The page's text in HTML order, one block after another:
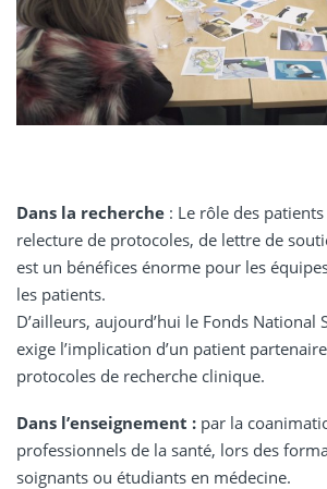
Dans la recherche : Le rôle des
relecture de protocoles, de lettre de
est un bénéfices énorme pour les
les patients.
D’ailleurs, aujourd’hui le Fonds National
exige l’implication d’un patient
protocoles de recherche clinique.
Dans l’enseignement : par la
professionnels de la santé, lors des
soignants ou étudiants en médecine.